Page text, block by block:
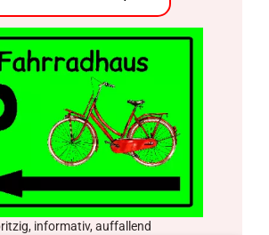
informativ, auffallend